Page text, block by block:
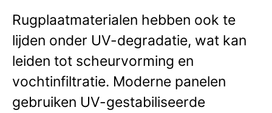
Rugplaatmaterialen hebben ook te
lijden onder UV-degradatie, wat kan
leiden tot scheurvorming en
vochtinfiltratie. Moderne panelen
gebruiken UV-gestabiliseerde